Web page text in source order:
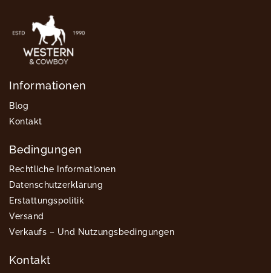
Informationen
Blog
Kontakt
Bedingungen
Rechtliche Informationen
Datenschutzerklärung
Erstattungspolitik
Versand
Verkaufs – Und Nutzungsbedingungen
Kontakt